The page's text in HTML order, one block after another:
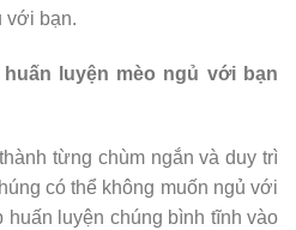
với bạn.
luyện mèo ngủ với bạn
từng chùm ngắn và duy trì
có thể không muốn ngủ với
huấn luyện chúng bình tĩnh vào